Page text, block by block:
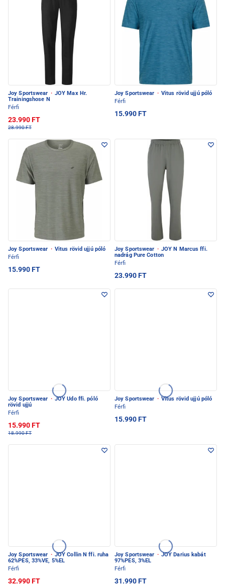
Joy Sportswear · JOY Max Hr.
Trainingshose N
Férfi
23.990 FT
28.990 FT
Joy Sportswear · Vitus rövid ujjú póló
Férfi
15.990 FT
Joy Sportswear · Vitus rövid ujjú póló
Férfi
15.990 FT
Joy Sportswear · JOY N Marcus ffi.
nadrág Pure Cotton
Férfi
23.990 FT
Joy Sportswear · JOY Udo ffi. póló
rövid ujjú
Férfi
15.990 FT
18.990 FT
Joy Sportswear · Vitus rövid ujjú póló
Férfi
15.990 FT
Joy Sportswear · JOY Collin N ffi. ruha
62%PES, 33%VE, 5%EL
Férfi
32.990 FT
Joy Sportswear · JOY Darius kabát
97%PES, 3%EL
Férfi
31.990 FT